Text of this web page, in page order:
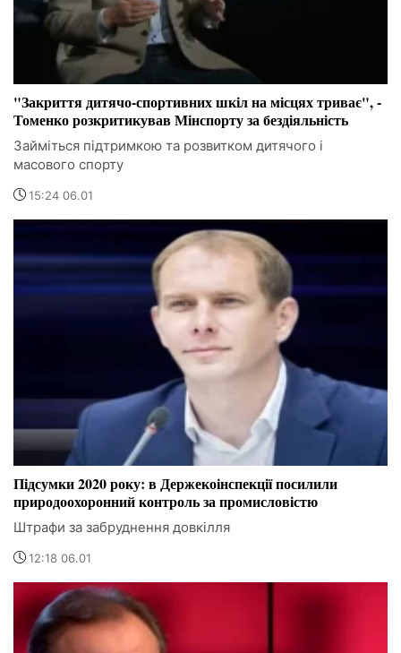
"Закриття дитячо-спортивних шкіл на місцях триває", -
Томенко розкритикував Мінспорту за бездіяльність
Займіться підтримкою та розвитком дитячого і
масового спорту
15:24 06.01
Підсумки 2020 року: в Держекоінспекції посилили
природоохоронний контроль за промисловістю
Штрафи за забруднення довкілля
12:18 06.01